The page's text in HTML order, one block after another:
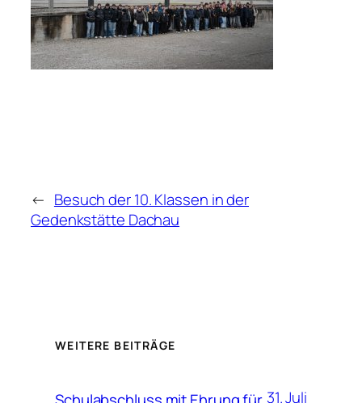
← Besuch der 10. Klassen in der
Gedenkstätte Dachau
WEITERE BEITRÄGE
31. Juli